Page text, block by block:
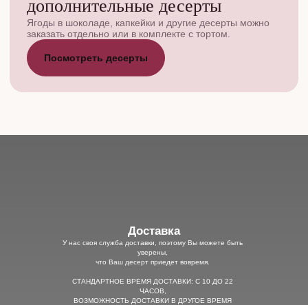
дополнительные десерты
Ягоды в шоколаде, капкейки и другие десерты можно
заказать отдельно или в комплекте с тортом.
Посмотреть десерты
Доставка
У нас своя служба доставки, поэтому Вы можете быть
уверены,
что Ваш десерт приедет вовремя.
СТАНДАРТНОЕ ВРЕМЯ ДОСТАВКИ: С 10 ДО 22
ЧАСОВ,
ВОЗМОЖНОСТЬ ДОСТАВКИ В ДРУГОЕ ВРЕМЯ